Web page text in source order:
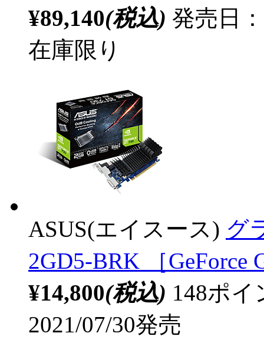
¥89,140(税込) 発売日
在庫限り
ASUS(エイスース) グ
2GD5-BRK ［GeForce
¥14,800(税込) 148ポ
2021/07/30発売